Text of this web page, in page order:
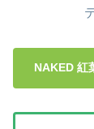
NAKED 紅